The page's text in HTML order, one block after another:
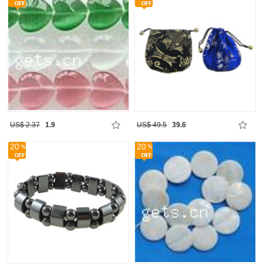
US$ 2.37 1.9 US$ 49.5 39.6
20 20